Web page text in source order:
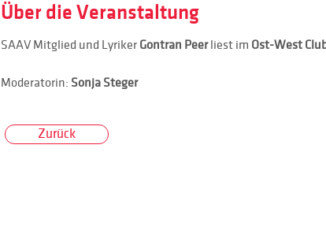
Über die Veranstaltung
SAAV Mitglied und Lyriker Gontran Peer liest im Ost-West
Moderatorin: Sonja Steger
Zurück